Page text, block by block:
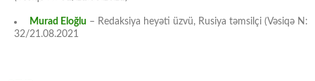
Murad Eloğlu – Redaksiya heyəti üzvü, Rusiya təmsilçi (Vəsiqə N:
32/21.08.2021